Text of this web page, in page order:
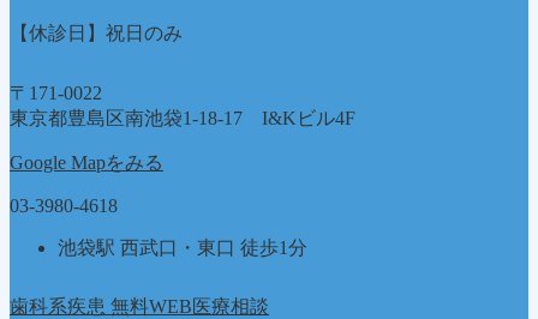
【休診日】祝日のみ
〒171-0022
東京都豊島区南池袋1-18-17 I&Kビル4F
Google Mapをみる
03-3980-4618
池袋駅 西武口・東口 徒歩1分
歯科系疾患 無料WEB医療相談